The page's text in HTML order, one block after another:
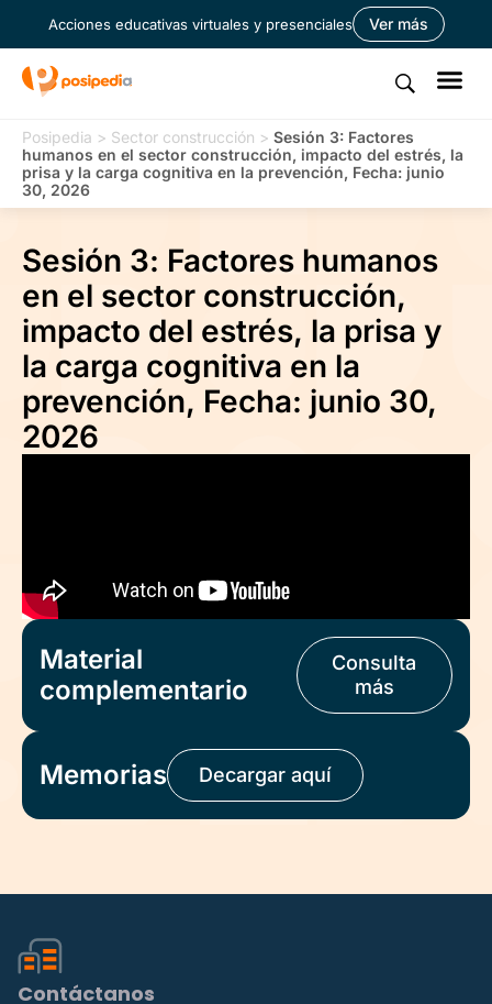
Acciones educativas virtuales y presenciales Ver más
Posipedia > Sector construcción > Sesión 3: Factores
humanos en el sector construcción, impacto del estrés, la
prisa y la carga cognitiva en la prevención, Fecha: junio
30, 2026
Sesión 3: Factores humanos
en el sector construcción,
impacto del estrés, la prisa y
la carga cognitiva en la
prevención, Fecha: junio 30,
2026
Material
complementario
Consulta
más
Memorias Decargar aquí
Contáctanos